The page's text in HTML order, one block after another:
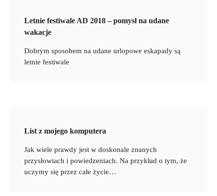
Letnie festiwale AD 2018 – pomysł na udane
wakacje
Dobrym sposobem na udane urlopowe eskapady są
letnie festiwale
List z mojego komputera
Jak wiele prawdy jest w doskonale znanych
przysłowiach i powiedzeniach. Na przykład o tym, że
uczymy się przez całe życie…